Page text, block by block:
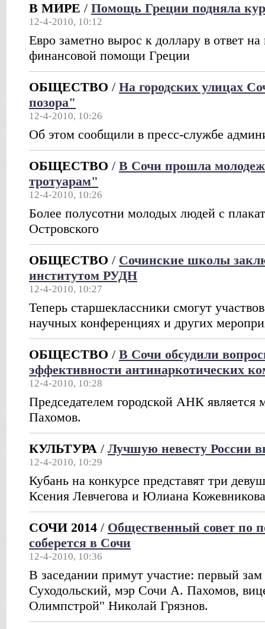
В МИРЕ / Помощь Греции подняла
12-4-2010, 10:12
Евро заметно вырос к доллару в ответ
финансовой помощи Греции
ОБЩЕСТВО / На городских улицах
позора"
12-4-2010, 10:26
Об этом сообщили в пресс-службе
ОБЩЕСТВО / В Сочи прошла
тротуарам"
12-4-2010, 10:26
Более полусотни молодых людей с
Островского
ОБЩЕСТВО / Сочинские школы
институтом РУДН
12-4-2010, 10:27
Теперь старшеклассники смогут
научных конференциях и других
ОБЩЕСТВО / В Сочи обсудили
эффективности антинаркотических
12-4-2010, 10:28
Председателем городской АНК является
Пахомов.
КУЛЬТУРА / Лучшую невесту России
12-4-2010, 10:29
Кубань на конкурсе представят три
Ксения Левчегова и Юлиана
СОЧИ 2014 / Общественный совет по
соберется в Сочи
12-4-2010, 10:36
В заседании примут участие: первый
Суходольский, мэр Сочи А. Пахомов,
Олимпстрой" Николай Грязнов.